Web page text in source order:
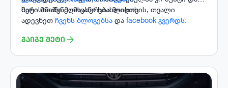
ხარისხიანი მომსახურება მიიღოს.
მეტი მნიშვნელოვანი სიახლისთვის, თვალი
ადევნეთ ჩვენს ბლოგებსა და facebook გვერდს.
ᲒᲐᲘᲒᲔ ᲛᲔᲢᲘ